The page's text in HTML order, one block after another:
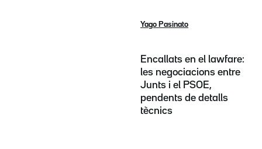
Yago Pasinato
Encallats en el lawfare:
les negociacions entre
Junts i el PSOE,
pendents de detalls
tècnics